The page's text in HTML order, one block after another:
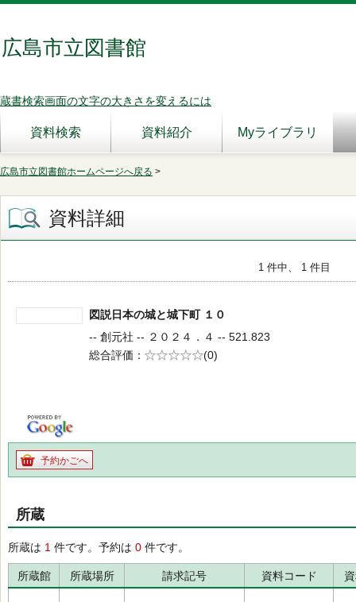
広島市立図書館
蔵書検索画面の文字の大きさを変えるには
資料検索 資料紹介 Myライブラリ
広島市立図書館ホームページへ戻る >
資料詳細
1 件中、 1 件目
図説日本の城と城下町 １０
-- 創元社 -- ２０２４．４ -- 521.823
総合評価
5段階評価
(0)
予約かごへ
所蔵
所蔵は 1 件です。予約は 0 件です。
所蔵館 所蔵場所 請求記号 資料コード